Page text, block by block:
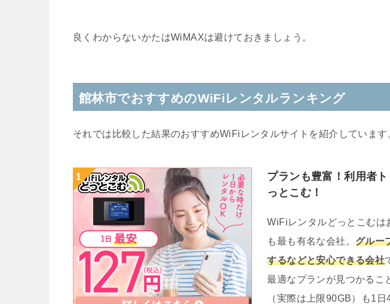
良くわからないかたはWiMAXは避けておきましょう。
館林市でおすすめのWiFiレンタルランキング
それでは比較した結果のおすすめWiFiレンタルサイトを紹介しています
プランも豊富！利用者
っとこむ！
WiFiレンタルどっとこむは
も最も有名な会社。グルー
するなどと安心できる会社
最適なプランが見つかるこ
（実際は上限90GB）も1